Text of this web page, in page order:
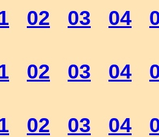
02 03 04
02 03 04
02 03 04